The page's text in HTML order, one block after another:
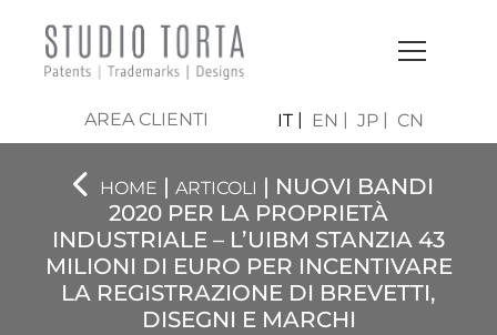
AREA CLIENTI IT EN JP CN
HOME | ARTICOLI | NUOVI BANDI
2020 PER LA PROPRIETÀ
INDUSTRIALE – L’UIBM STANZIA 43
MILIONI DI EURO PER INCENTIVARE
LA REGISTRAZIONE DI BREVETTI,
DISEGNI E MARCHI